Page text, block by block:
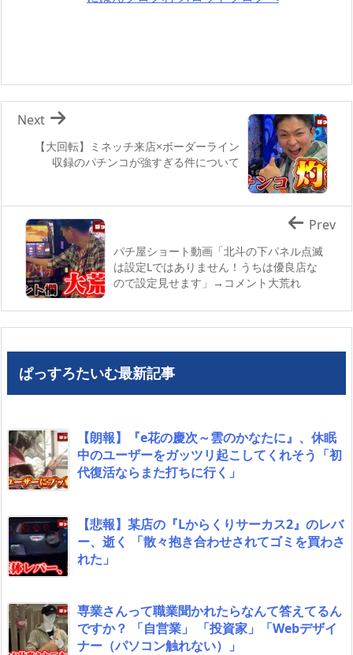
【大回転】ミネッチ来店×ボーダーライン
収録のパチンコが強すぎる件について
Next
パチ屋ショート動画「北斗の下パネル点滅
は設定Lではありません！うちは優良店な
ので設定見せます」→コメント大荒れ
Prev
ぱっすろたいむ最新記事
【朗報】『e花の慶次～雲のかなたに』、休眠
中のユーザーをガッツリ起こしてくれそう「初
代復活ならまた打ちに行く」
【悲報】某店の『Lからくりサーカス2』のレバ
ー、逝く 「散々抱き合わせされてゴミを買わさ
れた」
専業さんって職業聞かれたらなんて答えてるん
ですか？ 「自営業」 「投資家」「Webデザイ
ナー（パソコン触れない）」